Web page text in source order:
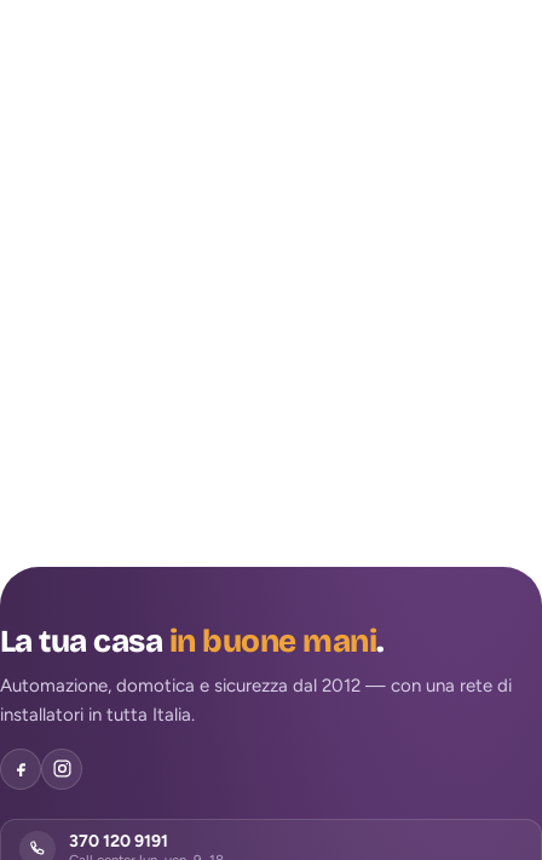
La tua casain buone mani.
Automazione, domotica e sicurezza dal 2012 — con una rete di
installatori in tutta Italia.
370 120 9191